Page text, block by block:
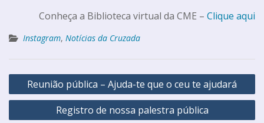
Conheça a Biblioteca virtual da CME – Clique aqui
Instagram, Notícias da Cruzada
Reunião pública – Ajuda-te que o ceu te ajudará
Registro de nossa palestra pública